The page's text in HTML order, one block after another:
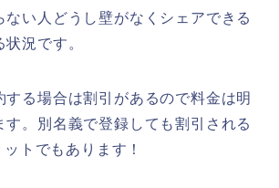
ない人どうし壁がなくシェアできる
況です。
する場合は割引があるので料金は明
す。別名義で登録しても割引される
トでもあります！